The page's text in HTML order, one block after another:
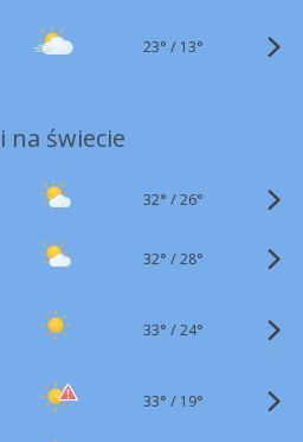
23° / 13°
na świecie
32° /26°
32° /28°
33° /24°
33° / 19°